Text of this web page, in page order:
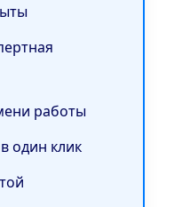
работы
один клик